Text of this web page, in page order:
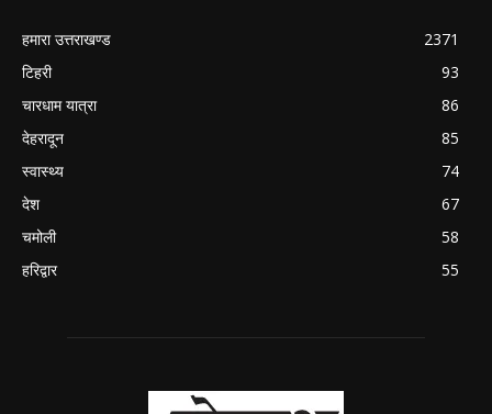
हमारा उत्तराखण्ड
2371
टिहरी
93
चारधाम यात्रा
86
देहरादून
85
स्वास्थ्य
74
देश
67
चमोली
58
हरिद्वार
55